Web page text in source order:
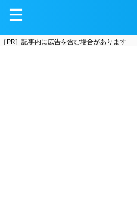
［PR］記事内に広告を含む場合があります